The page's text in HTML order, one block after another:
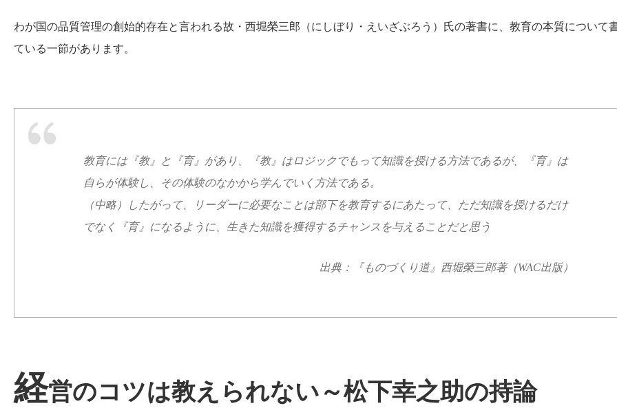
わが国の品質管理の創始的存在と言われる故・西堀榮三郎（にしぼり・えいざぶろう）氏の著書に、教育の本質について
ている一節があります。
教育には『教』と『育』があり、『教』はロジックでもって知識を授ける方法であるが、『育』は
自らが体験し、その体験のなかから学んでいく方法である。
（中略）したがって、リーダーに必要なことは部下を教育するにあたって、ただ知識を授けるだけ
でなく『育』になるように、生きた知識を獲得するチャンスを与えることだと思う
出典：『ものづくり道』西堀榮三郎著（WAC出版）
経営のコツは教えられない～松下幸之助の持論